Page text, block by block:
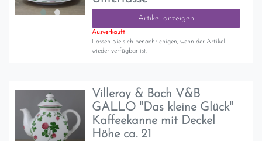
Artikel anzeigen
Ausverkauft
Lassen Sie sich benachrichigen, wenn der Artikel
wieder verfügbar ist.
Villeroy & Boch V&B
GALLO "Das kleine Glück"
Kaffeekanne mit Deckel
Höhe ca. 21